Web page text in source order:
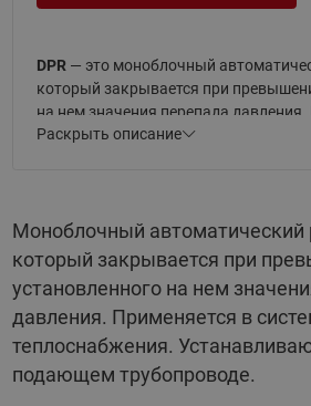
DPR — это моноблочный
который закрывается при
на нем значения перепада
системах теплоснабжения.
Моноблок DPR включает в себя
блок с диафрагменным элементом.
трубки AV для регулятора не входят
заказываются отдельно.
Теплоноситель, применяемый с
водогликолевые смеси до 30% с
Раскрыть описание
Моноблочный автоматический
который закрывается при
установленного на нем
давления. Применяется в
теплоснабжения.
подающем трубопроводе.